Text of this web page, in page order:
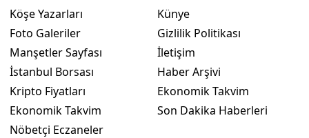
Köşe Yazarları
Foto Galeriler
Manşetler Sayfası
İstanbul Borsası
Kripto Fiyatları
Ekonomik Takvim
Nöbetçi Eczaneler
Künye
Gizlilik Politikası
İletişim
Haber Arşivi
Ekonomik Takvim
Son Dakika Haberleri